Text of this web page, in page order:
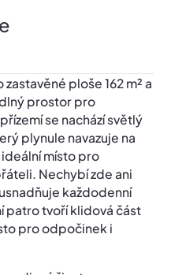
ploše 162 m² a
prostor pro
se nachází světlý
plynule navazuje na
místo pro
Nechybí zde ani
každodenní
patro tvoří klidová část
pro odpočinek i